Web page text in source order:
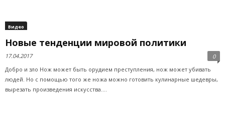
Видео
Новые тенденции мировой политики
17.04.2017
0
Добро и зло Нож может быть орудием преступления, нож может убивать
людей. Но с помощью того же ножа можно готовить кулинарные шедевры,
вырезать произведения искусства....